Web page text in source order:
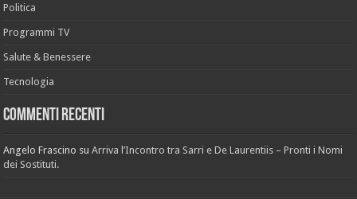
Politica
Programmi TV
Salute & Benessere
Tecnologia
Commenti recenti
Angelo Frascino suArriva l’Incontro tra Sarri e De Laurentiis – Pronti i Nomi
dei Sostituti.